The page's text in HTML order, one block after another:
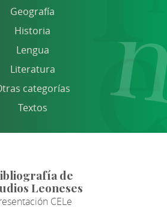
Geografía
Historia
Lengua
Literatura
categorías
Textos
de
Leoneses
CELe